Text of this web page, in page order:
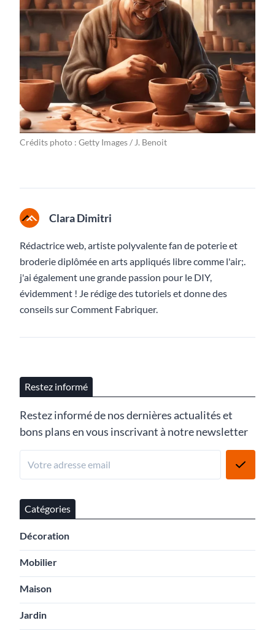
Crédits photo : Getty Images / J. Benoit
Clara Dimitri
Rédactrice web, artiste polyvalente fan de poterie et
broderie diplômée en arts appliqués libre comme l'air;.
j'ai également une grande passion pour le DIY,
évidemment ! Je rédige des tutoriels et donne des
conseils sur Comment Fabriquer.
Restez informé
Restez informé de nos dernières actualités et
bons plans en vous inscrivant à notre newsletter
Catégories
Décoration
Mobilier
Maison
Jardin